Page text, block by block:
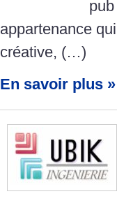
appartenance
créative, (…)
En savoir plus »